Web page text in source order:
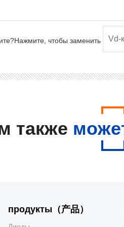
также
продукты（产品）